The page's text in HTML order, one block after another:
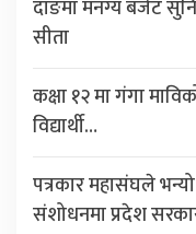
दाङमा मनग्य बजेट
सीता
कक्षा १२ मा गंगा
विद्यार्थी…
पत्रकार महासंघले भन्यो
संशोधनमा प्रदेश